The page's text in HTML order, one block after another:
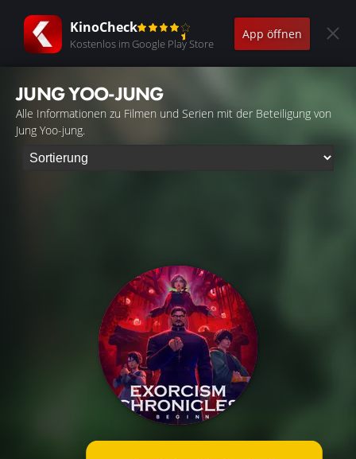
KinoCheck
Kostenlos im Google Play Store
App öffnen
JUNG YOO-JUNG
Alle Informationen zu Filmen und Serien mit der Beteiligung von
Jung Yoo-jung.